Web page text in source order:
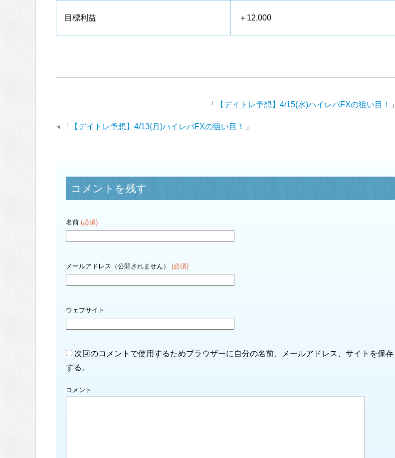
目標利益 ＋12,000
「 【デイトレ予想】4/15(水)ハイレバFXの狙い目！ 」
「 【デイトレ予想】4/13(月)ハイレバFXの狙い目！ 」
コメントを残す
名前 (必須)
メールアドレス（公開されません） (必須)
ウェブサイト
次回のコメントで使用するためブラウザーに自分の名前、メールアドレス、サイトを保存
する。
コメント